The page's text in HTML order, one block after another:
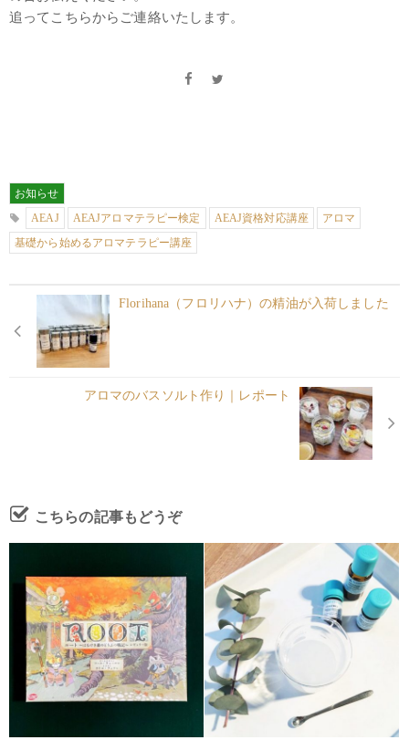
追ってこちらからご連絡いたします。
お知らせ
AEAJ
AEAJアロマテラピー検定 AEAJ資格対応講座
アロマ
基礎から始めるアロマテラピー講座
Florihana（フロリハナ）の精油が入荷しました
アロマのバスソルト作り｜レポート
こちらの記事もどうぞ